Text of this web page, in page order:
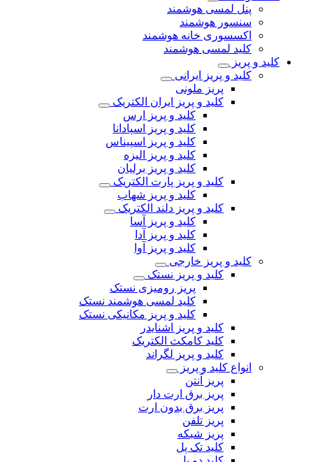
پنل لمسی هوشمند
سنسور هوشمند
اکسسوری خانه هوشمند
کلید لمسی هوشمند
کلید و پریز
کلید و پریز ایرانی
پریز ملونی
کلید و پریز ایران الکتریک
کلید و پریز ارس
کلید و پریز اسپادانا
کلید و پریز اسپیناس
کلید و پریز الیزه
کلید و پریز برلیان
کلید و پریز پارت الکتریک
کلید و پریز شهاب
کلید و پریز دلند الکتریک
کلید و پریز آسا
کلید و پریز آدا
کلید و پریز آوا
کلید و پریز خارجی
کلید و پریز نستک
پریز رومیزی نستک
کلید لمسی هوشمند نستک
کلید و پریز مکانیکی نستک
کلید و پریز اشنایدر
کلید کامکث الکتریک
کلید و پریز لگراند
انواع کلید و پریز
پریز آنتن
پریز برق ارت دار
پریز برق بدون ارت
پریز تلفن
پریز شبکه
کلید تک پل